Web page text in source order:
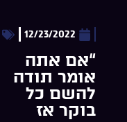
12/23/2022
“אם אתה
אומר תודה
להשם כל
בוקר אז